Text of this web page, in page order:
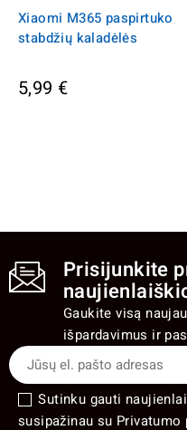
Xiaomi M365 paspirtuko
stabdžių kaladėlės
5,99 €
Prisijunkite
Gaukite visą
išpardavimus ir
Sutinku gauti
susipažinau su